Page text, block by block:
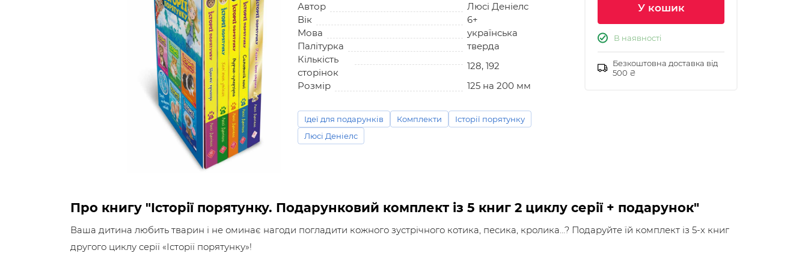
Автор
Люсі Деніелс
Вік
6+
Мова
українська
Палітурка
тверда
Кількість
сторінок
128, 192
Розмір
125 на 200 мм
Ідеї для подарунків Комплекти
Історії порятунку
Люсі Деніелс
У кошик
В наявності
Безкоштовна доставка від
500 ₴
Про книгу "Історії порятунку. Подарунковий комплект із 5 книг 2 циклу серії + подарунок"
Ваша дитина любить тварин і не оминає нагоди погладити кожного зустрічного котика, песика, кролика...? Подаруйте їй комплект із 5-х книг
другого циклу серії «Історії порятунку»!